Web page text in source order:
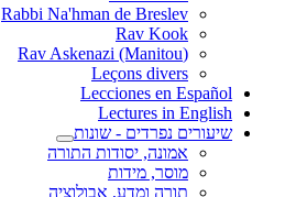
Rabbi Na'hman de Breslev
Rav Kook
(Rav Askenazi (Manitou
Leçons divers
Lecciones en Español
Lectures in English
שיעורים נפרדים - שונות
אמונה, יסודות התורה
מוסר, מידות
תורה ומדע, אבולוציה